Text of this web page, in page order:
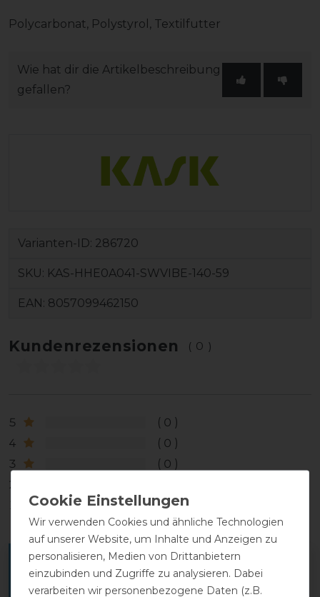
Polycarbonat, Polystyrol, Textilfutter
Wie hat dir die Artikelbeschreibung
gefallen?
Varianten-ID: 286720
SKU: KAS-HHE0A041-SWVIBE-140-59
EAN: 8057099462150
Kundenrezensionen (0)
5
0
4
0
3
0
2
1
0
Melde dich an, um eine Kundenrezension zu
verfassen.
Wir verwenden Cookies und ähnliche Technologien
auf unserer Website, um Inhalte und Anzeigen zu
personalisieren, Medien von Drittanbietern
einzubinden und Zugriffe zu analysieren. Dabei
verarbeiten wir personenbezogene Daten (z.B.